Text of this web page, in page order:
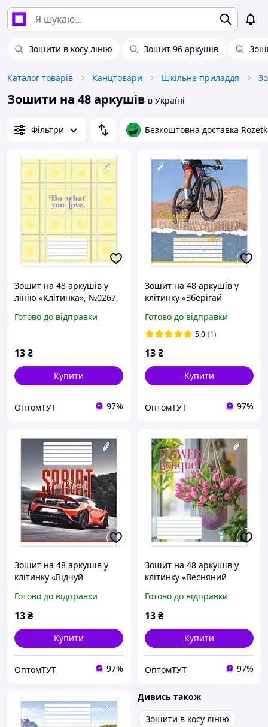
Зошити в косу лінію Зошит 96 аркушів
Каталог товарів Канцтовари Шкільне приладдя
Зошити на 48 аркушів в Україні
Фільтри Безкоштовна доставка
Зошит на 48 аркушів у
лінію «Клітинка», №0267,
Готово до відправки
13₴
Купити
ОптомТУТ 97%
Зошит на 48 аркушів у
клітинку «Зберігай
Пір`їнка
Готово до відправки
5.0 (1)
13₴
Купити
ОптомТУТ 97%
Зошит на 48 аркушів у
клітинку «Відчуй
Пір`їнка
Готово до відправки
13₴
Купити
ОптомТУТ 97%
Зошит на 48 аркушів у
клітинку «Весняний
Готово до відправки
13₴
Купити
ОптомТУТ 97%
Дивись також
Зошити в косу лінію